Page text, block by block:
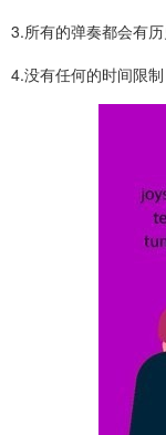
3.所有的弹奏都会有
4.没有任何的时间限